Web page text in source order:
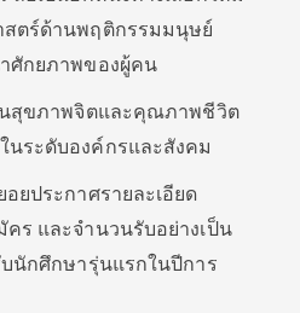
สตร์ด้านพฤติกรรมมนุษย์
ศักยภาพของผู้คน
นสุขภาพจิตและคุณภาพชีวิต
นระดับองค์กรและสังคม
ยประกาศรายละเอียด
ร และจำนวนรับอย่างเป็น
นักศึกษารุ่นแรกในปีการ